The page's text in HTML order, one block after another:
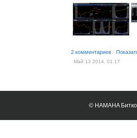
2 комментариев ·
Май 13 2014, 01:17
© HAMAHA